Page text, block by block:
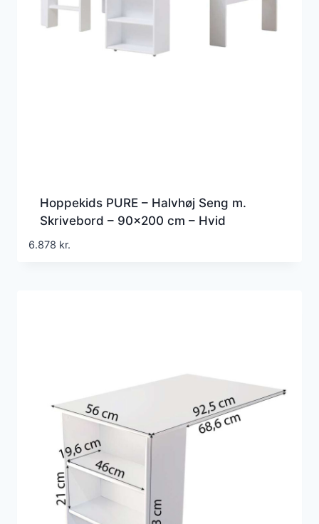
Hoppekids PURE – Halvhøj Seng m.
Skrivebord – 90×200 cm – Hvid
6.878 kr.